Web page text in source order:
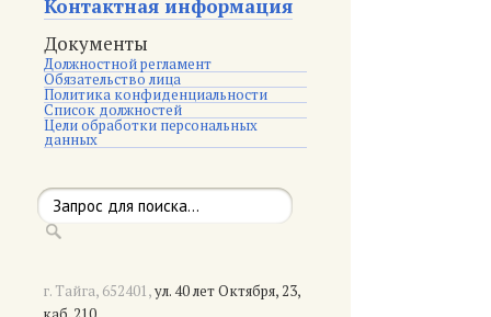
Контактная информация
Документы
Должностной регламент
Обязательство лица
Политика конфиденциальности
Список должностей
Цели обработки персональных
данных
г. Тайга, 652401,ул. 40 лет Октября, 23,